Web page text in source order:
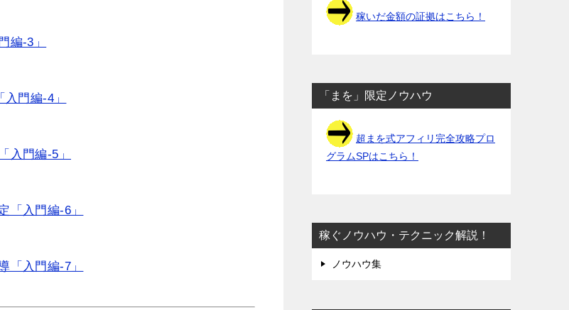
編-3」
門編-4」
入門編-5」
「入門編-6」
「入門編-7」
稼いだ金額の証拠はこちら！
「まを」限定ノウハウ
超まを式アフィリ完全攻略プロ
グラムSPはこちら！
稼ぐノウハウ・テクニック解説！
ノウハウ集